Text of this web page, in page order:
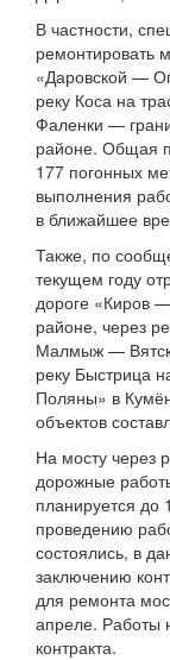
В частности,
ремонтировать
«Даровской —
реку Коса на
Фаленки —
районе. Общая
177 погонных
выполнения
в ближайшее
Также, по
текущем году
дороге «Киров
районе, через
Малмыж —
реку Быстрица
Поляны» в
объектов
На мосту через
дорожные
планируется до
проведению
состоялись, в
заключению
для ремонта
апреле. Работы
контракта.